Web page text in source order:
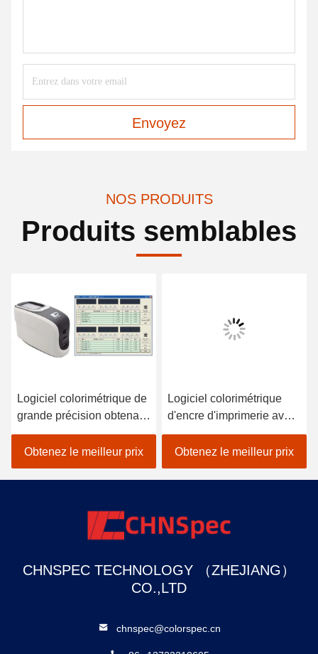
Envoyez
NOS PRODUITS
Produits semblables
Logiciel colorimétrique de
grande précision obtenant
des valeurs électroniques
d'échantillon
Obtenez le meilleur prix
Logiciel colorimétrique
d'encre d'imprimerie avec
le spectrophotomètre pour
la recette de couleur
Obtenez le meilleur prix
CHNSPEC TECHNOLOGY （ZHEJIANG）
CO.,LTD
chnspec@colorspec.cn